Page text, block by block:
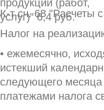
К-т сч. 68 "Расчеты
Налог на
• ежемесячно,
истекший
следующего
платежами налога